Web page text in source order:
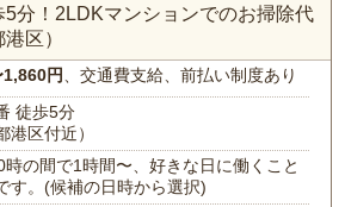
5分！2LDKマンションでのお掃除代
区）
円、交通費支給、前払い制度あり
徒歩5分
港区付近）
時の間で1時間〜、好きな日に働くこと
す。(候補の日時から選択)